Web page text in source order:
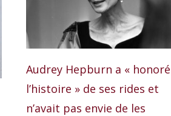
Audrey Hepburn a « honoré
l’histoire » de ses rides et
n’avait pas envie de les